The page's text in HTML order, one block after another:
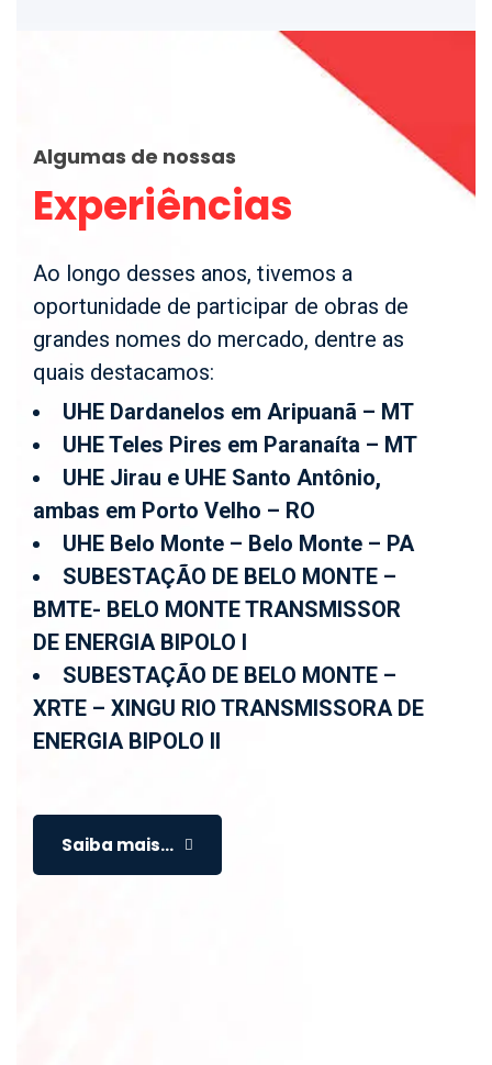
Algumas de nossas
Experiências
Ao longo desses anos, tivemos a
oportunidade de participar de obras de
grandes nomes do mercado, dentre as
quais destacamos:
UHE Dardanelos em Aripuanã – MT
UHE Teles Pires em Paranaíta – MT
UHE Jirau e UHE Santo Antônio,
ambas em Porto Velho – RO
UHE Belo Monte – Belo Monte – PA
SUBESTAÇÃO DE BELO MONTE –
BMTE- BELO MONTE TRANSMISSOR
DE ENERGIA BIPOLO I
SUBESTAÇÃO DE BELO MONTE –
XRTE – XINGU RIO TRANSMISSORA DE
ENERGIA BIPOLO II
Saiba mais...